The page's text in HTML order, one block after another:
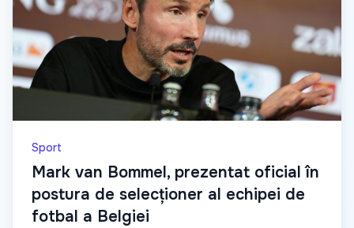
Sport
Mark van Bommel, prezentat oficial în
postura de selecționer al echipei de
fotbal a Belgiei